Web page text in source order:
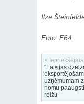
Ilze
Foto: F64
< Iepriekšējais
“Latvijas
eksportējošam
uzņēmumam
nomu
reižu